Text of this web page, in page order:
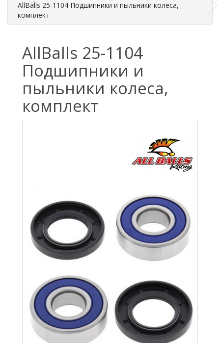
AllBalls 25-1104 Подшипники и пыльники колеса,
комплект
AllBalls 25-1104
Подшипники и
пыльники колеса,
комплект